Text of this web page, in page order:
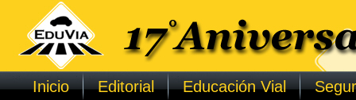
Inicio Editorial Educación Vial